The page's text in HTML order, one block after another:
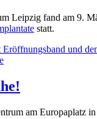
Leipzig fand am 9.
statt.
am Europaplatz